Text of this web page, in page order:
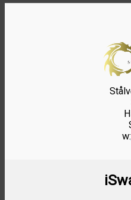
väljas
w: